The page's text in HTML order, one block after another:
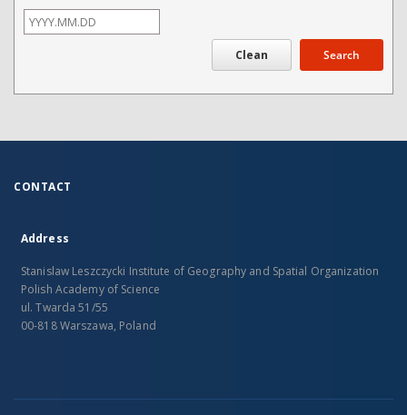
Search
CONTACT
Address
Stanislaw Leszczycki Institute of Geography and Spatial Organization
Polish Academy of Science
ul. Twarda 51/55
00-818 Warszawa, Poland